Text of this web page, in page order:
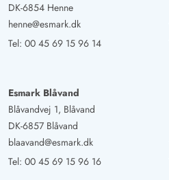
DK-6854 Henne
henne@esmark.dk
Tel: 00 45 69 15 96 14
Esmark Blåvand
Blåvandvej 1, Blåvand
DK-6857 Blåvand
blaavand@esmark.dk
Tel: 00 45 69 15 96 16